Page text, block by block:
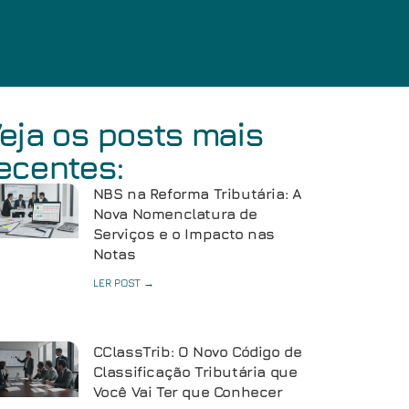
os posts mais
NBS na Reforma Tributária: A
Nova Nomenclatura de
Serviços e o Impacto nas
Notas
LER POST →
CClassTrib: O Novo Código de
Classificação Tributária que
Você Vai Ter que Conhecer